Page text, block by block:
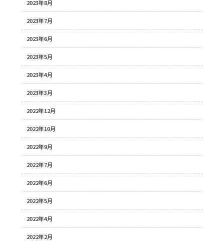
2023年8月
2023年7月
2023年6月
2023年5月
2023年4月
2023年3月
2022年12月
2022年10月
2022年9月
2022年7月
2022年6月
2022年5月
2022年4月
2022年2月